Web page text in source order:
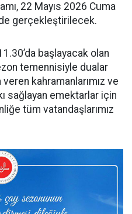
22 Mayıs 2026 Cuma
gerçekleştirilecek.
başlayacak olan
temennisiyle dualar
kahramanlarımız ve
sağlayan emektarlar için
tüm vatandaşlarımız